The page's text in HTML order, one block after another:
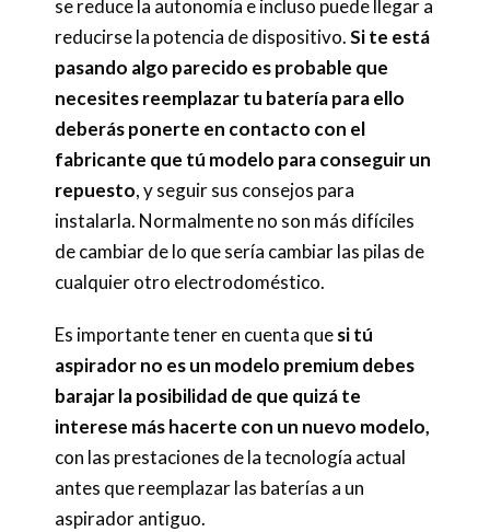
se reduce la autonomía e incluso puede llegar a
reducirse la potencia de dispositivo.Si te está
pasando algo parecido es probable que
necesites reemplazar tu batería para ello
deberás ponerte en contacto con el
fabricante que tú modelo para conseguir un
repuesto, y seguir sus consejos para
instalarla. Normalmente no son más difíciles
de cambiar de lo que sería cambiar las pilas de
cualquier otro electrodoméstico.
Es importante tener en cuenta quesi tú
aspirador no es un modelo premium debes
barajar la posibilidad de que quizá te
interese más hacerte con un nuevo modelo,
con las prestaciones de la tecnología actual
antes que reemplazar las baterías a un
aspirador antiguo.